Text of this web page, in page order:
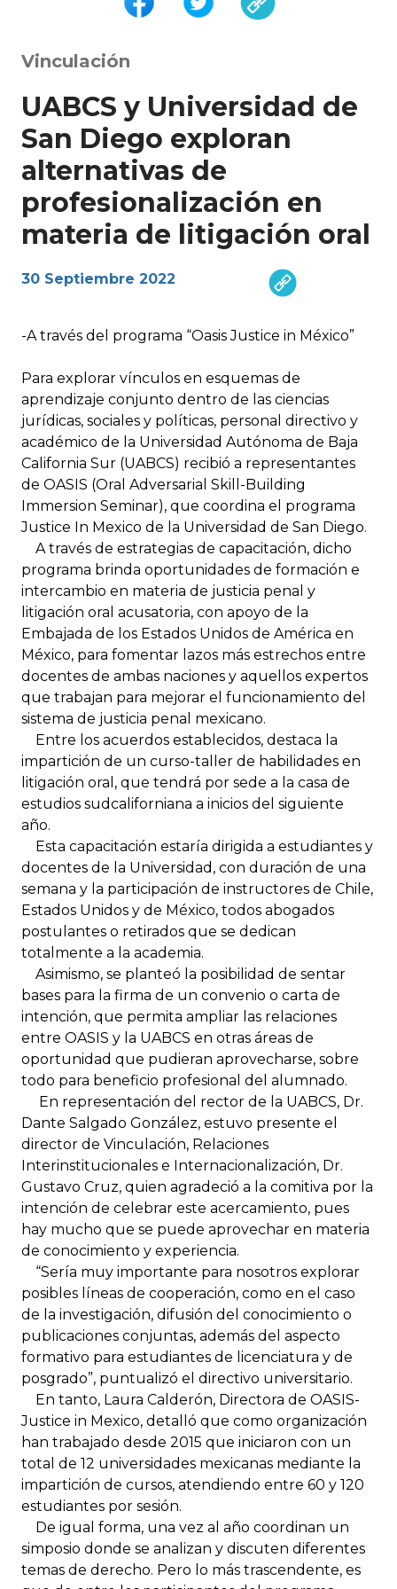
Vinculación
UABCS y Universidad de
San Diego exploran
alternativas de
profesionalización en
materia de litigación oral
30 Septiembre 2022
-A través del programa “Oasis Justice in México”
Para explorar vínculos en esquemas de
aprendizaje conjunto dentro de las ciencias
jurídicas, sociales y políticas, personal directivo y
académico de la Universidad Autónoma de Baja
California Sur (UABCS) recibió a representantes
de OASIS (Oral Adversarial Skill-Building
Immersion Seminar), que coordina el programa
Justice In Mexico de la Universidad de San Diego.
A través de estrategias de capacitación, dicho
programa brinda oportunidades de formación e
intercambio en materia de justicia penal y
litigación oral acusatoria, con apoyo de la
Embajada de los Estados Unidos de América en
México, para fomentar lazos más estrechos entre
docentes de ambas naciones y aquellos expertos
que trabajan para mejorar el funcionamiento del
sistema de justicia penal mexicano.
Entre los acuerdos establecidos, destaca la
impartición de un curso-taller de habilidades en
litigación oral, que tendrá por sede a la casa de
estudios sudcaliforniana a inicios del siguiente
año.
Esta capacitación estaría dirigida a estudiantes y
docentes de la Universidad, con duración de una
semana y la participación de instructores de Chile,
Estados Unidos y de México, todos abogados
postulantes o retirados que se dedican
totalmente a la academia.
Asimismo, se planteó la posibilidad de sentar
bases para la firma de un convenio o carta de
intención, que permita ampliar las relaciones
entre OASIS y la UABCS en otras áreas de
oportunidad que pudieran aprovecharse, sobre
todo para beneficio profesional del alumnado.
En representación del rector de la UABCS, Dr.
Dante Salgado González, estuvo presente el
director de Vinculación, Relaciones
Interinstitucionales e Internacionalización, Dr.
Gustavo Cruz, quien agradeció a la comitiva por la
intención de celebrar este acercamiento, pues
hay mucho que se puede aprovechar en materia
de conocimiento y experiencia.
“Sería muy importante para nosotros explorar
posibles líneas de cooperación, como en el caso
de la investigación, difusión del conocimiento o
publicaciones conjuntas, además del aspecto
formativo para estudiantes de licenciatura y de
posgrado”, puntualizó el directivo universitario.
En tanto, Laura Calderón, Directora de OASIS-
Justice in Mexico, detalló que como organización
han trabajado desde 2015 que iniciaron con un
total de 12 universidades mexicanas mediante la
impartición de cursos, atendiendo entre 60 y 120
estudiantes por sesión.
De igual forma, una vez al año coordinan un
simposio donde se analizan y discuten diferentes
temas de derecho. Pero lo más trascendente, es